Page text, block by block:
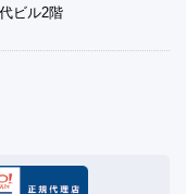
ビル2階